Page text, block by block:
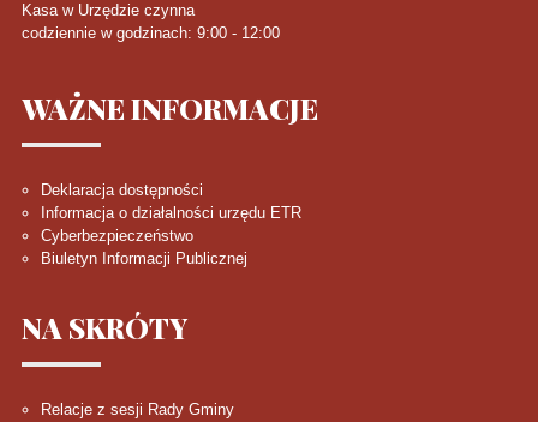
Kasa w Urzędzie czynna
codziennie w godzinach: 9:00 - 12:00
WAŻNEINFORMACJE
Deklaracja dostępności
Informacja o działalności urzędu ETR
Cyberbezpieczeństwo
Biuletyn Informacji Publicznej
NA SKRÓTY
Relacje z sesji Rady Gminy